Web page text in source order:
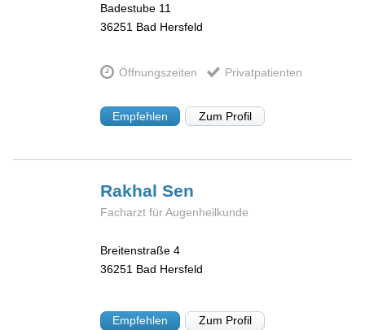
Badestube 11
36251 Bad Hersfeld
Öffnungszeiten Privatpatienten
Empfehlen Zum Profil
RakhalSen
Facharzt für Augenheilkunde
Breitenstraße 4
36251 Bad Hersfeld
Empfehlen Zum Profil